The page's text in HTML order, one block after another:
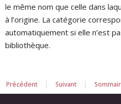
le même nom que celle dans
à l’origine. La catégorie
automatiquement si elle n’est
bibliothèque.
Précédent | Suivant |